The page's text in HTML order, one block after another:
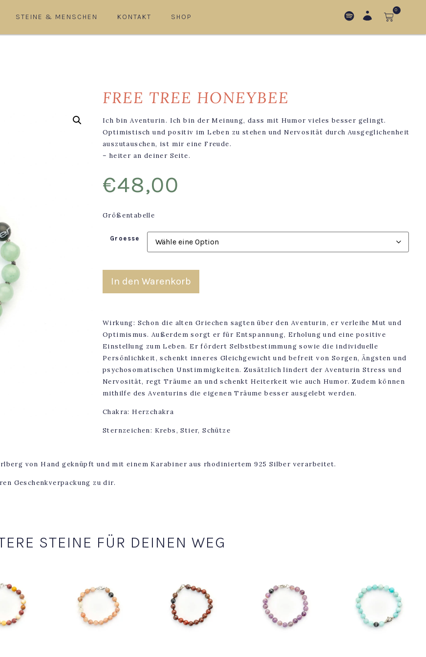
STEINE & MENSCHEN KONTAKT SHOP
0
FREE TREE HONEYBEE
Ich bin Aventurin. Ich bin der Meinung, dass mit Humor vieles besser gelingt.
Optimistisch und positiv im Leben zu stehen und Nervosität durch Ausgeglichenheit
auszutauschen, ist mir eine Freude.
– heiter an deiner Seite.
€48,00
Größentabelle
Groesse
In den Warenkorb
Wirkung: Schon die alten Griechen sagten über den Aventurin, er verleihe Mut und
Optimismus. Außerdem sorgt er für Entspannung, Erholung und eine positive
Einstellung zum Leben. Er fördert Selbstbestimmung sowie die individuelle
Persönlichkeit, schenkt inneres Gleichgewicht und befreit von Sorgen, Ängsten und
psychosomatischen Unstimmigkeiten. Zusätzlich lindert der Aventurin Stress und
Nervosität, regt Träume an und schenkt Heiterkeit wie auch Humor. Zudem können
mithilfe des Aventurins die eigenen Träume besser ausgelebt werden.
Chakra: Herzchakra
Sternzeichen: Krebs, Stier, Schütze
von Hand geknüpft und mit einem Karabiner aus rhodiniertem 925 Silber verarbeitet.
Geschenkverpackung zu dir.
STEINE FÜR DEINEN WEG